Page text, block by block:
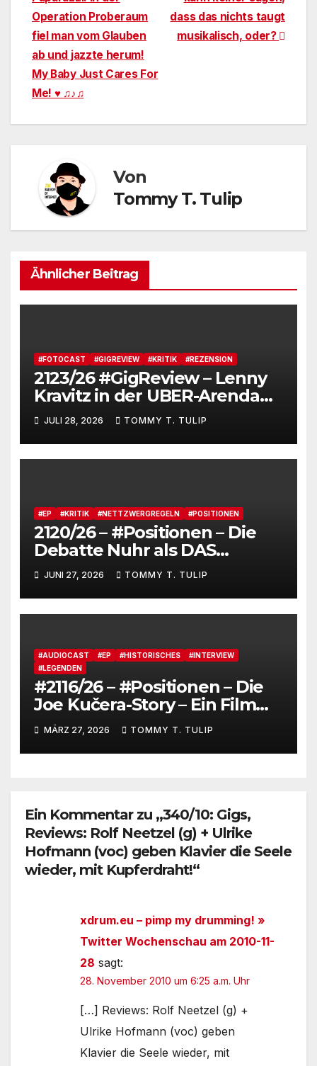
dass das nichts taugt
musikalisch, oder?
Operation Proberaum
fiel man vom Glauben
ab und jazzte herum!
My Baby Just Cares For
Me! ♥ ♫♪♫
Von
Tommy T. Tulip
Ähnlicher Beitrag
#FOTOCAST #GIGREVIEW #KRITIK #REZENSION
2123/26 #GigReview – Lenny
Kravitz in der UBER-Arenda
#LetLoveRule – Deutsche Cis-
Kartoffel zieht nochmal die
Lederjacke an. Tommy, das
JULI 28, 2026 TOMMY T. TULIP
#EP #KRITIK #NETTZWERGREGELN #POSITIONEN
2120/26 – #Positionen – Die
Debatte Nuhr als DAS
Shitbürgerthema des
Internets – 36° Grad, es wird
noch heißer #Tageslied
JUNI 27, 2026 TOMMY T. TULIP
#AUDIOCAST #EP #HISTORISCHES
#INTERVIEW
#LEGENDEN
#2116/26 – #Positionen – Die
Joe Kučera-Story – Ein Film
von Bedřich Ludvík „Aktuel“
mit Untertiteln (auf Deutsch
und Englisch)
MÄRZ 27, 2026 TOMMY T. TULIP
Ein Kommentar zu „340/10: Gigs,
Reviews: Rolf Neetzel (g) + Ulrike
Hofmann (voc) geben Klavier die Seele
wieder, mit Kupferdraht!“
xdrum.eu – pimp my drumming! »
Twitter Wochenschau am 2010-11-
28 sagt:
28. November 2010 um 6:25 a.m. Uhr
[…] Reviews: Rolf Neetzel (g) +
Ulrike Hofmann (voc) geben
Klavier die Seele wieder, mit